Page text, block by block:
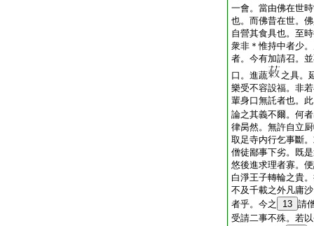
一會。當由佛在世
也。而佛昔在世。
自營其食具也。至
衆非＊惟持中者少
者。今有加請召。
口。進蔬
之具。
樂受不容設福。非
輩身口無託者也。
論之其義不爾。何
律昺然。無許自立
取足寺内行乞事斷
僧徒鄙事下劣。既
悠後進求理者寡。
白淨王子轉輪之貴
不及千載之外凡庸
者乎。今之
13 請
受請二事不殊。若